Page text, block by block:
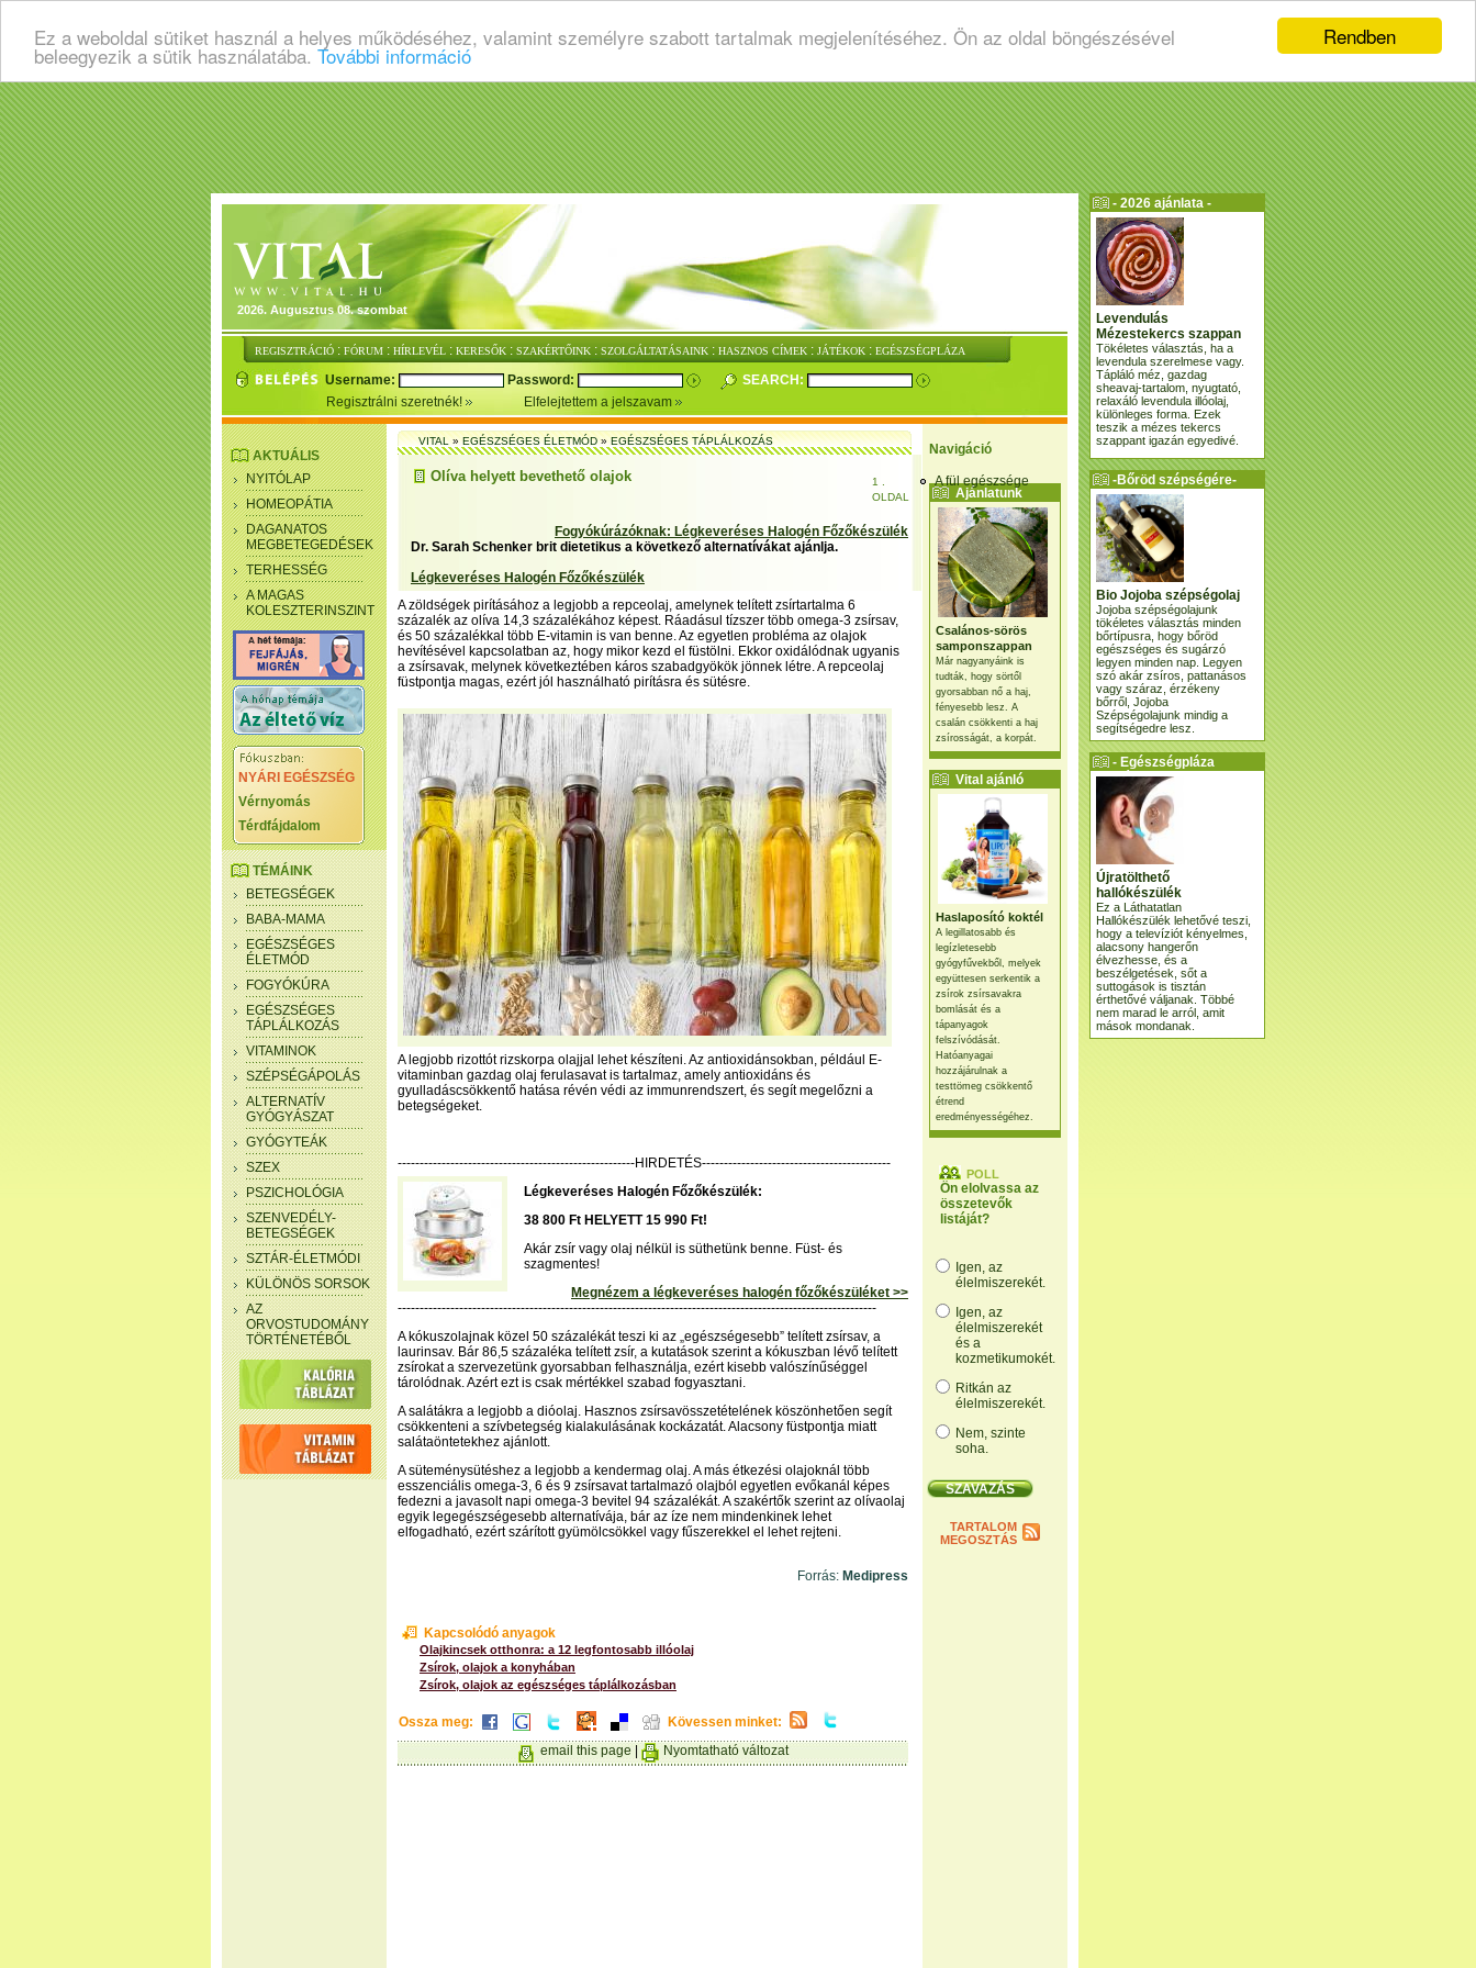
Rendben
Ez a weboldal sütiket használ a helyes működéséhez, valamint személyre szabott tartalmak megjelenítéséhez. Ön az oldal böngészésével
beleegyezik a sütik használatába. További információ
2026. Augusztus 08. szombat
REGISZTRÁCIÓ : FÓRUM : HÍRLEVÉL : KERESŐK : SZAKÉRTŐINK : SZOLGÁLTATÁSAINK : HASZNOS CÍMEK : JÁTÉKOK : EGÉSZSÉGPLÁZA
Username: Password:
SEARCH:
Regisztrálni szeretnék!
Elfelejtettem a jelszavam
Navigáció
A fül egészsége
Ajánlatunk
Csalános-sörös
samponszappan
Már nagyanyáink is
tudták, hogy sörtől
gyorsabban nő a haj,
fényesebb lesz. A
csalán csökkenti a haj
zsírosságát, a korpát.
Vital ajánló
Haslaposító koktél
A legillatosabb és
legízletesebb
gyógyfűvekből, melyek
együttesen serkentik a
zsírok zsírsavakra
bomlását és a
tápanyagok
felszívódását.
Hatóanyagai
hozzájárulnak a
testtömeg csökkentő
étrend
eredményességéhez.
POLL
Ön elolvassa az
összetevők
listáját?
Igen, az
élelmiszerekét.
Igen, az
élelmiszerekét
és a
kozmetikumokét.
Ritkán az
élelmiszerekét.
Nem, szinte
soha.
TARTALOM
MEGOSZTÁS
AKTUÁLIS
NYITÓLAP
HOMEOPÁTIA
DAGANATOS
MEGBETEGEDÉSEK
TERHESSÉG
A MAGAS
KOLESZTERINSZINT
NYÁRI EGÉSZSÉG
Vérnyomás
Térdfájdalom
TÉMÁINK
BETEGSÉGEK
BABA-MAMA
EGÉSZSÉGES
ÉLETMÓD
FOGYÓKÚRA
EGÉSZSÉGES
TÁPLÁLKOZÁS
VITAMINOK
SZÉPSÉGÁPOLÁS
ALTERNATÍV
GYÓGYÁSZAT
GYÓGYTEÁK
SZEX
PSZICHOLÓGIA
SZENVEDÉLY-
BETEGSÉGEK
SZTÁR-ÉLETMÓDI
KÜLÖNÖS SORSOK
AZ
ORVOSTUDOMÁNY
TÖRTÉNETÉBŐL
VITAL»EGÉSZSÉGES ÉLETMÓD»EGÉSZSÉGES TÁPLÁLKOZÁS
Olíva helyett bevethető olajok
1 .
OLDAL
Fogyókúrázóknak: Légkeveréses Halogén Főzőkészülék
Dr. Sarah Schenker brit dietetikus a következő alternatívákat ajánlja.
Légkeveréses Halogén Főzőkészülék
A zöldségek pirításához a legjobb a repceolaj, amelynek telített zsírtartalma 6
százalék az olíva 14,3 százalékához képest. Ráadásul tízszer több omega-3 zsírsav,
és 50 százalékkal több E-vitamin is van benne. Az egyetlen probléma az olajok
hevítésével kapcsolatban az, hogy mikor kezd el füstölni. Ekkor oxidálódnak ugyanis
a zsírsavak, melynek következtében káros szabadgyökök jönnek létre. A repceolaj
füstpontja magas, ezért jól használható pirításra és sütésre.
A legjobb rizottót rizskorpa olajjal lehet készíteni. Az antioxidánsokban, például E-
vitaminban gazdag olaj ferulasavat is tartalmaz, amely antioxidáns és
gyulladáscsökkentő hatása révén védi az immunrendszert, és segít megelőzni a
betegségeket.
------------------------------------------------------HIRDETÉS-------------------------------------------
Légkeveréses Halogén Főzőkészülék:
38 800 Ft HELYETT 15 990 Ft!
Akár zsír vagy olaj nélkül is süthetünk benne. Füst- és
szagmentes!
Megnézem a légkeveréses halogén főzőkészüléket >>
-------------------------------------------------------------------------------------------------------------
A kókuszolajnak közel 50 százalékát teszi ki az „egészségesebb” telített zsírsav, a
laurinsav. Bár 86,5 százaléka telített zsír, a kutatások szerint a kókuszban lévő telített
zsírokat a szervezetünk gyorsabban felhasználja, ezért kisebb valószínűséggel
tárolódnak. Azért ezt is csak mértékkel szabad fogyasztani.
A salátákra a legjobb a dióolaj. Hasznos zsírsavösszetételének köszönhetően segít
csökkenteni a szívbetegség kialakulásának kockázatát. Alacsony füstpontja miatt
salátaöntetekhez ajánlott.
A süteménysütéshez a legjobb a kendermag olaj. A más étkezési olajoknál több
esszenciális omega-3, 6 és 9 zsírsavat tartalmazó olajból egyetlen evőkanál képes
fedezni a javasolt napi omega-3 bevitel 94 százalékát. A szakértők szerint az olívaolaj
egyik legegészségesebb alternatívája, bár az íze nem mindenkinek lehet
elfogadható, ezért szárított gyümölcsökkel vagy fűszerekkel el lehet rejteni.
Forrás: Medipress
Kapcsolódó anyagok
Olajkincsek otthonra: a 12 legfontosabb illóolaj
Zsírok, olajok a konyhában
Zsírok, olajok az egészséges táplálkozásban
Ossza meg:
Kövessen minket:
email this page| Nyomtatható változat
- 2026 ajánlata -
Levendulás
Mézestekercs szappan
Tökéletes választás, ha a
levendula szerelmese vagy.
Tápláló méz, gazdag
sheavaj-tartalom, nyugtató,
relaxáló levendula illóolaj,
különleges forma. Ezek
teszik a mézes tekercs
szappant igazán egyedivé.
-Bőröd szépségére-
Bio Jojoba szépségolaj
Jojoba szépségolajunk
tökéletes választás minden
bőrtípusra, hogy bőröd
egészséges és sugárzó
legyen minden nap. Legyen
szó akár zsíros, pattanásos
vagy száraz, érzékeny
bőrről, Jojoba
Szépségolajunk mindig a
segítségedre lesz.
- Egészségpláza
ajánlatunk -
Újratölthető
hallókészülék
Ez a Láthatatlan
Hallókészülék lehetővé teszi,
hogy a televíziót kényelmes,
alacsony hangerőn
élvezhesse, és a
beszélgetések, sőt a
suttogások is tisztán
érthetővé váljanak. Többé
nem marad le arról, amit
mások mondanak.